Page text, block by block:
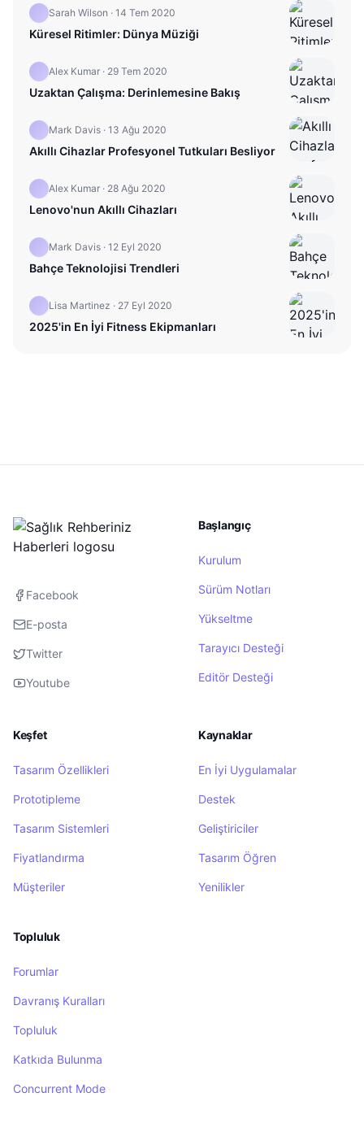
Sarah Wilson · 14 Tem 2020
Küresel Ritimler: Dünya Müziği
Alex Kumar · 29 Tem 2020
Uzaktan Çalışma: Derinlemesine Bakış
Mark Davis · 13 Ağu 2020
Akıllı Cihazlar Profesyonel Tutkuları Besliyor
Alex Kumar · 28 Ağu 2020
Lenovo'nun Akıllı Cihazları
Mark Davis · 12 Eyl 2020
Bahçe Teknolojisi Trendleri
Lisa Martinez · 27 Eyl 2020
2025'in En İyi Fitness Ekipmanları
Facebook
E-posta
Twitter
Youtube
Başlangıç
Kurulum
Sürüm Notları
Yükseltme
Tarayıcı Desteği
Editör Desteği
Keşfet
Tasarım Özellikleri
Prototipleme
Tasarım Sistemleri
Fiyatlandırma
Müşteriler
Kaynaklar
En İyi Uygulamalar
Destek
Geliştiriciler
Tasarım Öğren
Yenilikler
Topluluk
Forumlar
Davranış Kuralları
Topluluk
Katkıda Bulunma
Concurrent Mode